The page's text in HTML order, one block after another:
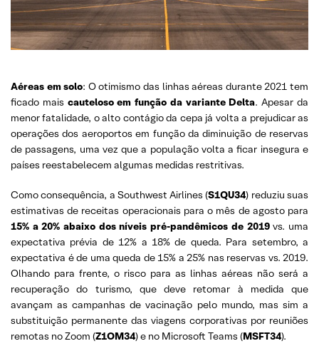
Aéreas em solo: O otimismo das linhas aéreas durante 2021 tem
ficado mais cauteloso em função da variante Delta. Apesar da
menor fatalidade, o alto contágio da cepa já volta a prejudicar as
operações dos aeroportos em função da diminuição de reservas
de passagens, uma vez que a população volta a ficar insegura e
países reestabelecem algumas medidas restritivas.
Como consequência, a Southwest Airlines (S1QU34) reduziu suas
estimativas de receitas operacionais para o mês de agosto para
15% a 20% abaixo dos níveis pré-pandêmicos de 2019vs. uma
expectativa prévia de 12% a 18% de queda. Para setembro, a
expectativa é de uma queda de 15% a 25% nas reservas vs. 2019.
Olhando para frente, o risco para as linhas aéreas não será a
recuperação do turismo, que deve retomar à medida que
avançam as campanhas de vacinação pelo mundo, mas sim a
substituição permanente das viagens corporativas por reuniões
remotas no Zoom (Z1OM34) e no Microsoft Teams (MSFT34).